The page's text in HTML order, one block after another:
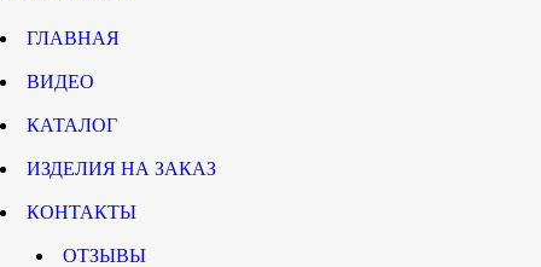
ГЛАВНАЯ
ВИДЕО
КАТАЛОГ
ИЗДЕЛИЯ НА ЗАКАЗ
КОНТАКТЫ
ОТЗЫВЫ